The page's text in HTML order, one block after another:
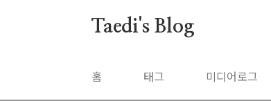
Taedi's Blog
홈 태그 미디어로그